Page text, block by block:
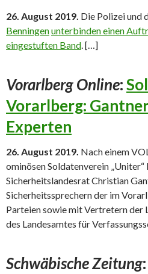
26. August 2019. Die Polizei und
Benningenunterbinden einen
eingestuften Band. […]
Vorarlberg Online:
Vorarlberg:
Experten
26. August 2019. Nach einem
ominösen Soldatenverein
Sicherheitslandesrat Christian
Sicherheitssprechern der im
Parteien sowie mit Vertretern der
des Landesamtes für
Schwäbische Zeitung: